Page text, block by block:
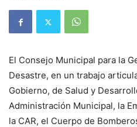
El Consejo Municipal para la
Desastre, en un trabajo
Gobierno, de Salud y
Administración Municipal, la
la CAR, el Cuerpo de